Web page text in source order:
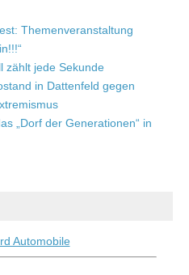
Themenveranstaltung
zählt jede Sekunde
in Dattenfeld gegen
„Dorf der Generationen“ in